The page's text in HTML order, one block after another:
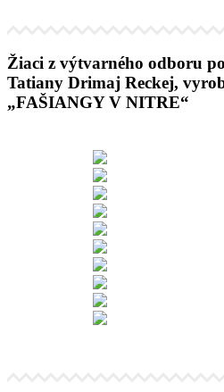
Žiaci z výtvarného odboru
Tatiany Drimaj Reckej,
„FAŠIANGY V NITRE“